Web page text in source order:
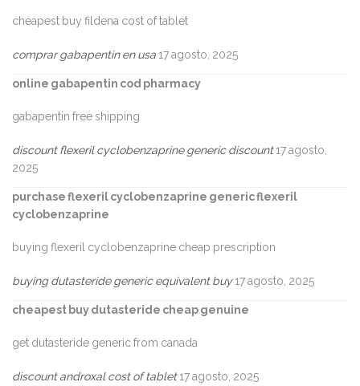
cheapest buy fildena cost of tablet
comprar gabapentin en usa17 agosto, 2025
online gabapentin cod pharmacy
gabapentin free shipping
discount flexeril cyclobenzaprine generic discount17 agosto,
2025
purchase flexeril cyclobenzaprine generic flexeril
cyclobenzaprine
buying flexeril cyclobenzaprine cheap prescription
buying dutasteride generic equivalent buy17 agosto, 2025
cheapest buy dutasteride cheap genuine
get dutasteride generic from canada
discount androxal cost of tablet17 agosto, 2025